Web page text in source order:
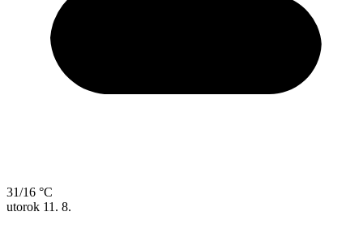
31/16 °C
utorok 11. 8.